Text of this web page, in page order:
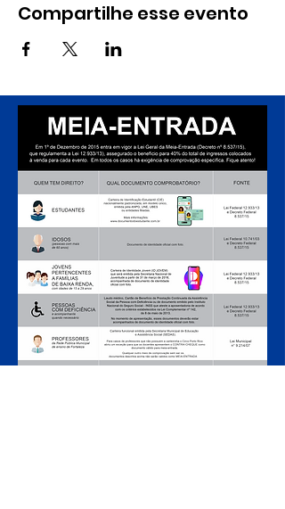
Compartilhe esse evento